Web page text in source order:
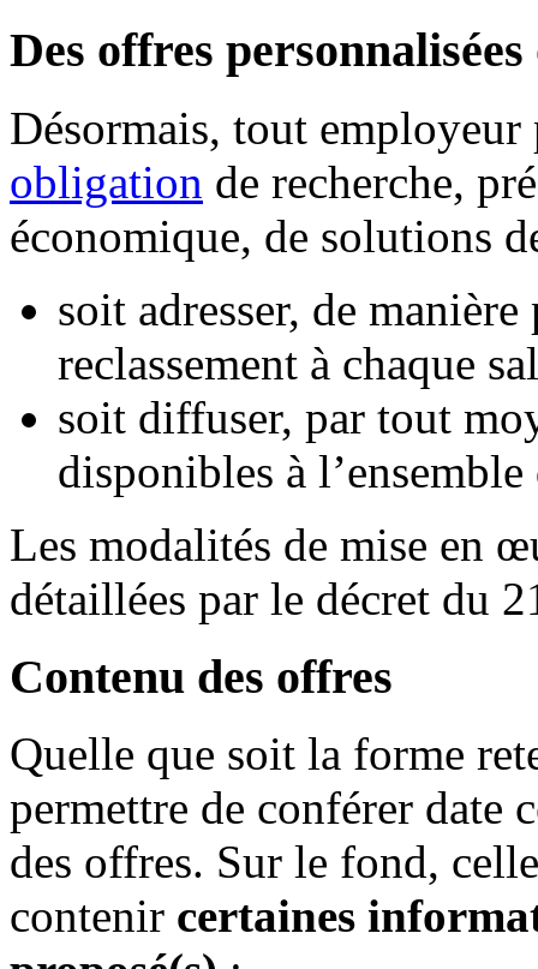
Des offres
Désormais, tout
obligation de recherche,
économique, de solutions
soit adresser, de
reclassement à chaque
soit diffuser, par tout
disponibles à l’ensemble
Les modalités de mise en
détaillées par le décret du
Contenu des offres
Quelle que soit la forme
permettre de conférer date
des offres. Sur le fond,
contenir certaines